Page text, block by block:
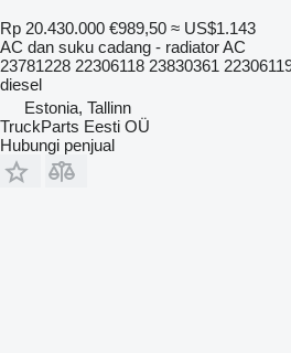
Rp 20.430.000 €989,50 ≈ US$1.143
AC dan suku cadang - radiator AC
23781228 22306118 23830361
diesel
Estonia, Tallinn
TruckParts Eesti OÜ
Hubungi penjual